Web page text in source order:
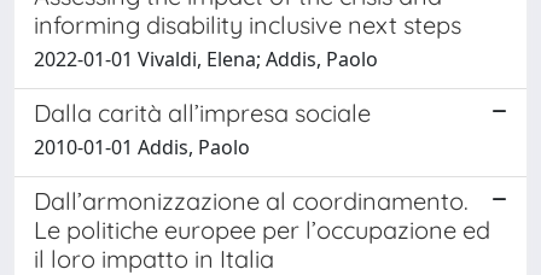
informing disability inclusive next steps
2022-01-01 Vivaldi, Elena; Addis, Paolo
Dalla carità all’impresa sociale
2010-01-01 Addis, Paolo
Dall’armonizzazione al coordinamento.
Le politiche europee per l’occupazione ed
il loro impatto in Italia